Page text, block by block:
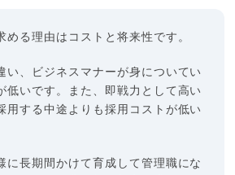
める理由はコストと将来性です。
い、ビジネスマナーが身についてい
低いです。また、即戦力として高い
用する中途よりも採用コストが低い
に長期間かけて育成して管理職にな